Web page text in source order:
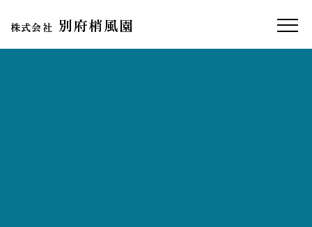
株式会社 別府梢風園